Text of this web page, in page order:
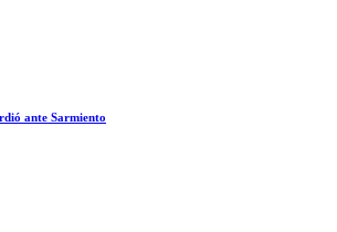
ante Sarmiento